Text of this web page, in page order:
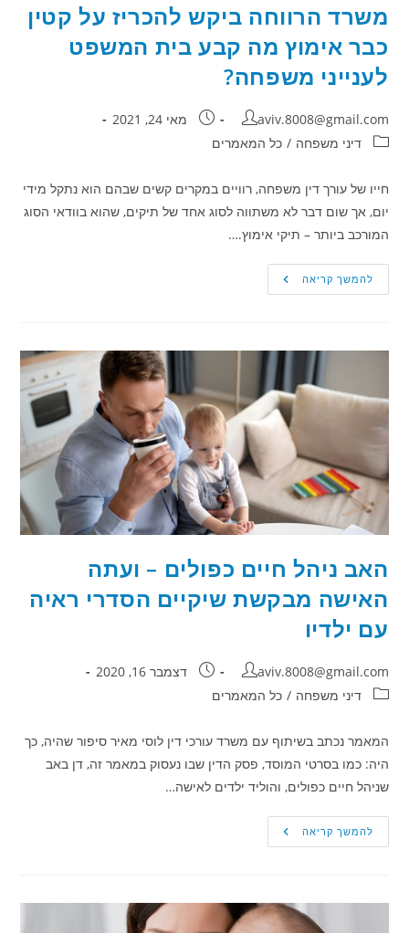
משרד הרווחה ביקש להכריז על קטין
כבר אימוץ מה קבע בית המשפט
לענייני משפחה?
מחבר:
aviv.8008@gmail.com פורסם:מאי 24, 2021
קטגוריה:דיני משפחה / כל המאמרים
חייו של עורך דין משפחה, רוויים במקרים קשים שבהם הוא נתקל מידי
יום, אך שום דבר לא משתווה לסוג אחד של תיקים, שהוא בוודאי הסוג
המורכב ביותר – תיקי אימוץ.…
להמשך קריאהמשרד
הרווחה
כבר
אימוץ
מה
קבע
בית
המשפט
לענייני
משפחה?
האב ניהל חיים כפולים – ועתה
האישה מבקשת שיקיים הסדרי ראיה
עם ילדיו
מחבר:
aviv.8008@gmail.com פורסם:דצמבר 16, 2020
קטגוריה:דיני משפחה / כל המאמרים
המאמר נכתב בשיתוף עם משרד עורכי דין לוסי מאיר סיפור שהיה, כך
היה: כמו בסרטי המוסד, פסק הדין שבו נעסוק במאמר זה, דן באב
שניהל חיים כפולים, והוליד ילדים לאישה…
להמשך קריאההאב
ניהל
האישה
מבקשת